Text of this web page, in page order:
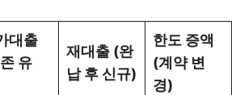
대출
유
재대출 (완
납 후 신규)
한도 증액
(계약 변
경)